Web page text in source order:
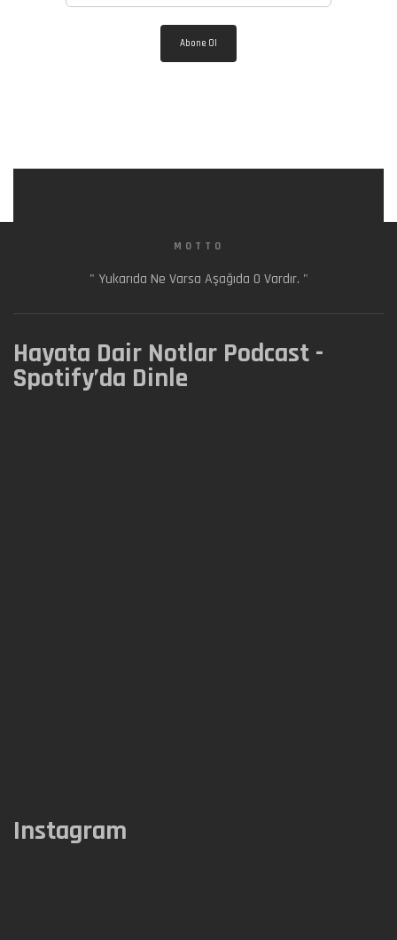
MOTTO
" Yukarıda Ne Varsa Aşağıda O Vardır. "
Hayata Dair Notlar Podcast -
Spotify’da Dinle
Instagram